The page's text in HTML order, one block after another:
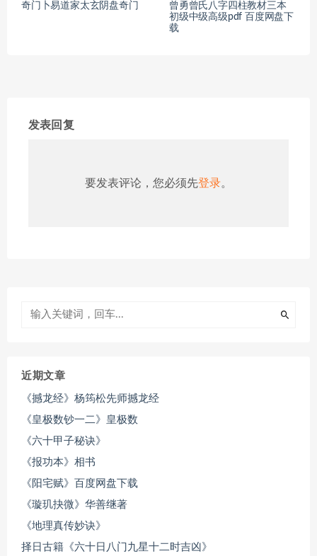
奇门卜易道家太玄阴盘奇门
曾勇曾氏八字四柱教材三本
初级中级高级pdf 百度网盘下
载
发表回复
要发表评论，您必须先登录。
近期文章
《撼龙经》杨筠松先师撼龙经
《皇极数钞一二》皇极数
《六十甲子秘诀》
《报功本》相书
《阳宅赋》百度网盘下载
《璇玑抉微》华善继著
《地理真传妙诀》
择日古籍《六十日八门九星十二时吉凶》